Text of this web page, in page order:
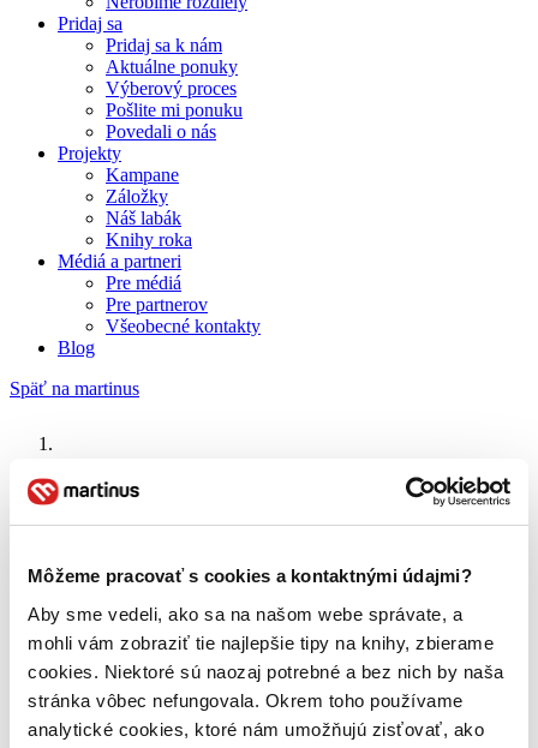
Môžeme pracovať s cookies a kontaktnými údajmi?
Aby sme vedeli, ako sa na našom webe správate, a
mohli vám zobraziť tie najlepšie tipy na knihy, zbierame
cookies. Niektoré sú naozaj potrebné a bez nich by naša
stránka vôbec nefungovala. Okrem toho používame
analytické cookies, ktoré nám umožňujú zisťovať, ako
Pridaj sa
Pridaj sa k nám
Aktuálne ponuky
Výberový proces
Pošlite mi ponuku
Povedali o nás
Projekty
Kampane
Záložky
Náš labák
Knihy roka
Médiá a partneri
Pre médiá
Pre partnerov
Všeobecné kontakty
Blog
Späť na martinus
Jonathan Franlin
Náš príbeh
Náš zmysel
Galéria Martinusu
Zodpovednosť
Sme B Corp
Pomáhame ďalej